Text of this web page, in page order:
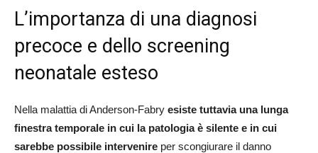
L’importanza di una diagnosi
precoce e dello screening
neonatale esteso
Nella malattia di Anderson-Fabry esiste tuttavia una lunga
finestra temporale in cui la patologia è silente e in cui
sarebbe possibile intervenire per scongiurare il danno